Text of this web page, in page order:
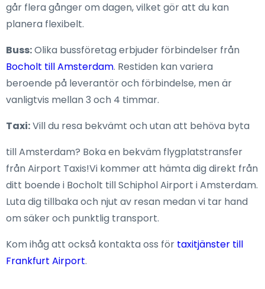
går flera gånger om dagen, vilket gör att du kan
planera flexibelt.
Buss:Olika bussföretag erbjuder förbindelser från
Bocholt till Amsterdam. Restiden kan variera
beroende på leverantör och förbindelse, men är
vanligtvis mellan 3 och 4 timmar.
Taxi:Vill du resa bekvämt och utan att behöva byta
till Amsterdam? Boka en bekväm flygplatstransfer
från Airport Taxis!Vi kommer att hämta dig direkt från
ditt boende i Bocholt till Schiphol Airport i Amsterdam.
Luta dig tillbaka och njut av resan medan vi tar hand
om säker och punktlig transport.
Kom ihåg att också kontakta oss för taxitjänster till
Frankfurt Airport.